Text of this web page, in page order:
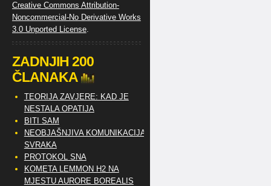
Creative Commons Attribution-
Noncommercial-No Derivative Works
3.0 Unported License.
ZADNJIH 200
ČLANAKA
TEORIJA ZAVJERE: KAD JE
NESTALA OPATIJA
BITI SAM
NEOBJAŠNJIVA KOMUNIKACIJA
SVRAKA
PROTOKOL SNA
KOMETA LEMMON H2 NA
MJESTU AURORE BOREALIS